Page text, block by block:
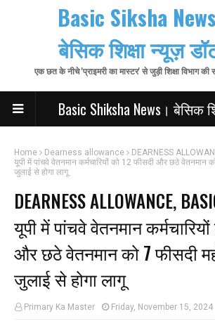
Basic Siksha
बेसिक शिक्षा न्यूज़
एक छत के नीचे 'प्राइमरी का मास्टर' से जुड़ी शिक्षा विभाग
Basic Shiksha News। बेसिक
Home Dearness allowance
DEARNESS
यूपी में पांचवे वेतनमान कर्मचारियों को 12 फीसदी और छठे वेतनमान
जुलाई से होगा लागू
DEARNESS ALLOWANCE,
यूपी में पांचवे वेतनमान
और छठे वेतनमान को 7 फीसदी
जुलाई से होगा लागू
Primary Ka Master Friday, November 15, 2024